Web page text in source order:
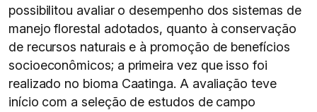
possibilitou avaliar o desempenho dos sistemas de
manejo florestal adotados, quanto à conservação
de recursos naturais e à promoção de benefícios
socioeconômicos; a primeira vez que isso foi
realizado no bioma Caatinga. A avaliação teve
início com a seleção de estudos de campo